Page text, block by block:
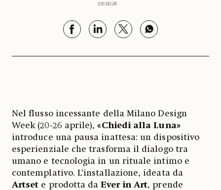
DESIGN
Nel flusso incessante della Milano Design
Week (20-26 aprile),«Chiedi alla Luna»
introduce una pausa inattesa: un dispositivo
esperienziale che trasforma il dialogo tra
umano e tecnologia in un rituale intimo e
contemplativo. L’installazione, ideata da
Artset e prodotta daEver in Art, prende